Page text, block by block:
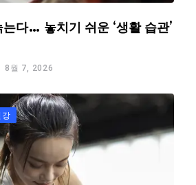
다… 놓치기 쉬운 ‘생활 습관’
8월 7, 2026